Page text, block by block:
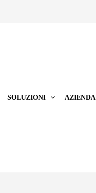
SOLUZIONI AZIENDA